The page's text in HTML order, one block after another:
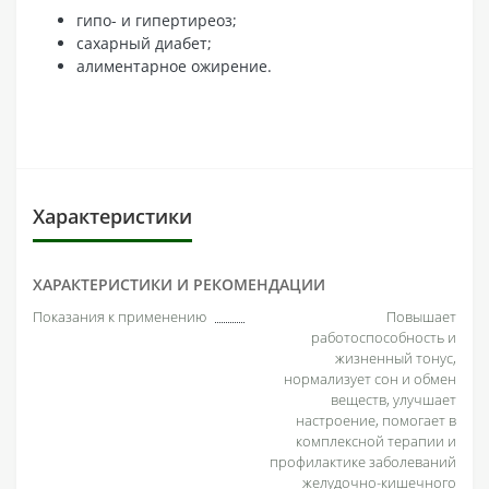
гипо- и гипертиреоз;
сахарный диабет;
алиментарное ожирение.
Характеристики
ХАРАКТЕРИСТИКИ И РЕКОМЕНДАЦИИ
Показания к применению
Повышает
работоспособность и
жизненный тонус,
нормализует сон и обмен
веществ, улучшает
настроение, помогает в
комплексной терапии и
профилактике заболеваний
желудочно-кишечного